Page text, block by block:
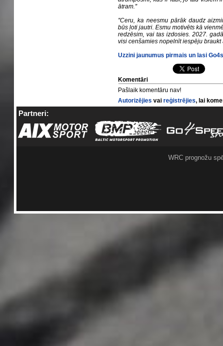
ātram.''
''Ceru, ka neesmu pārāk daudz
būs ļoti jautri. Esmu motivēts kā
redzēsim, vai tas izdosies. 2027.
visi cenšamies nopelnīt iespēju braukt
Uzzini jaunumus pirmais un lasi
Komentāri
Pašlaik komentāru nav!
Autorizējies vaireģistrējies, lai
Partneri:
WRC prognožu